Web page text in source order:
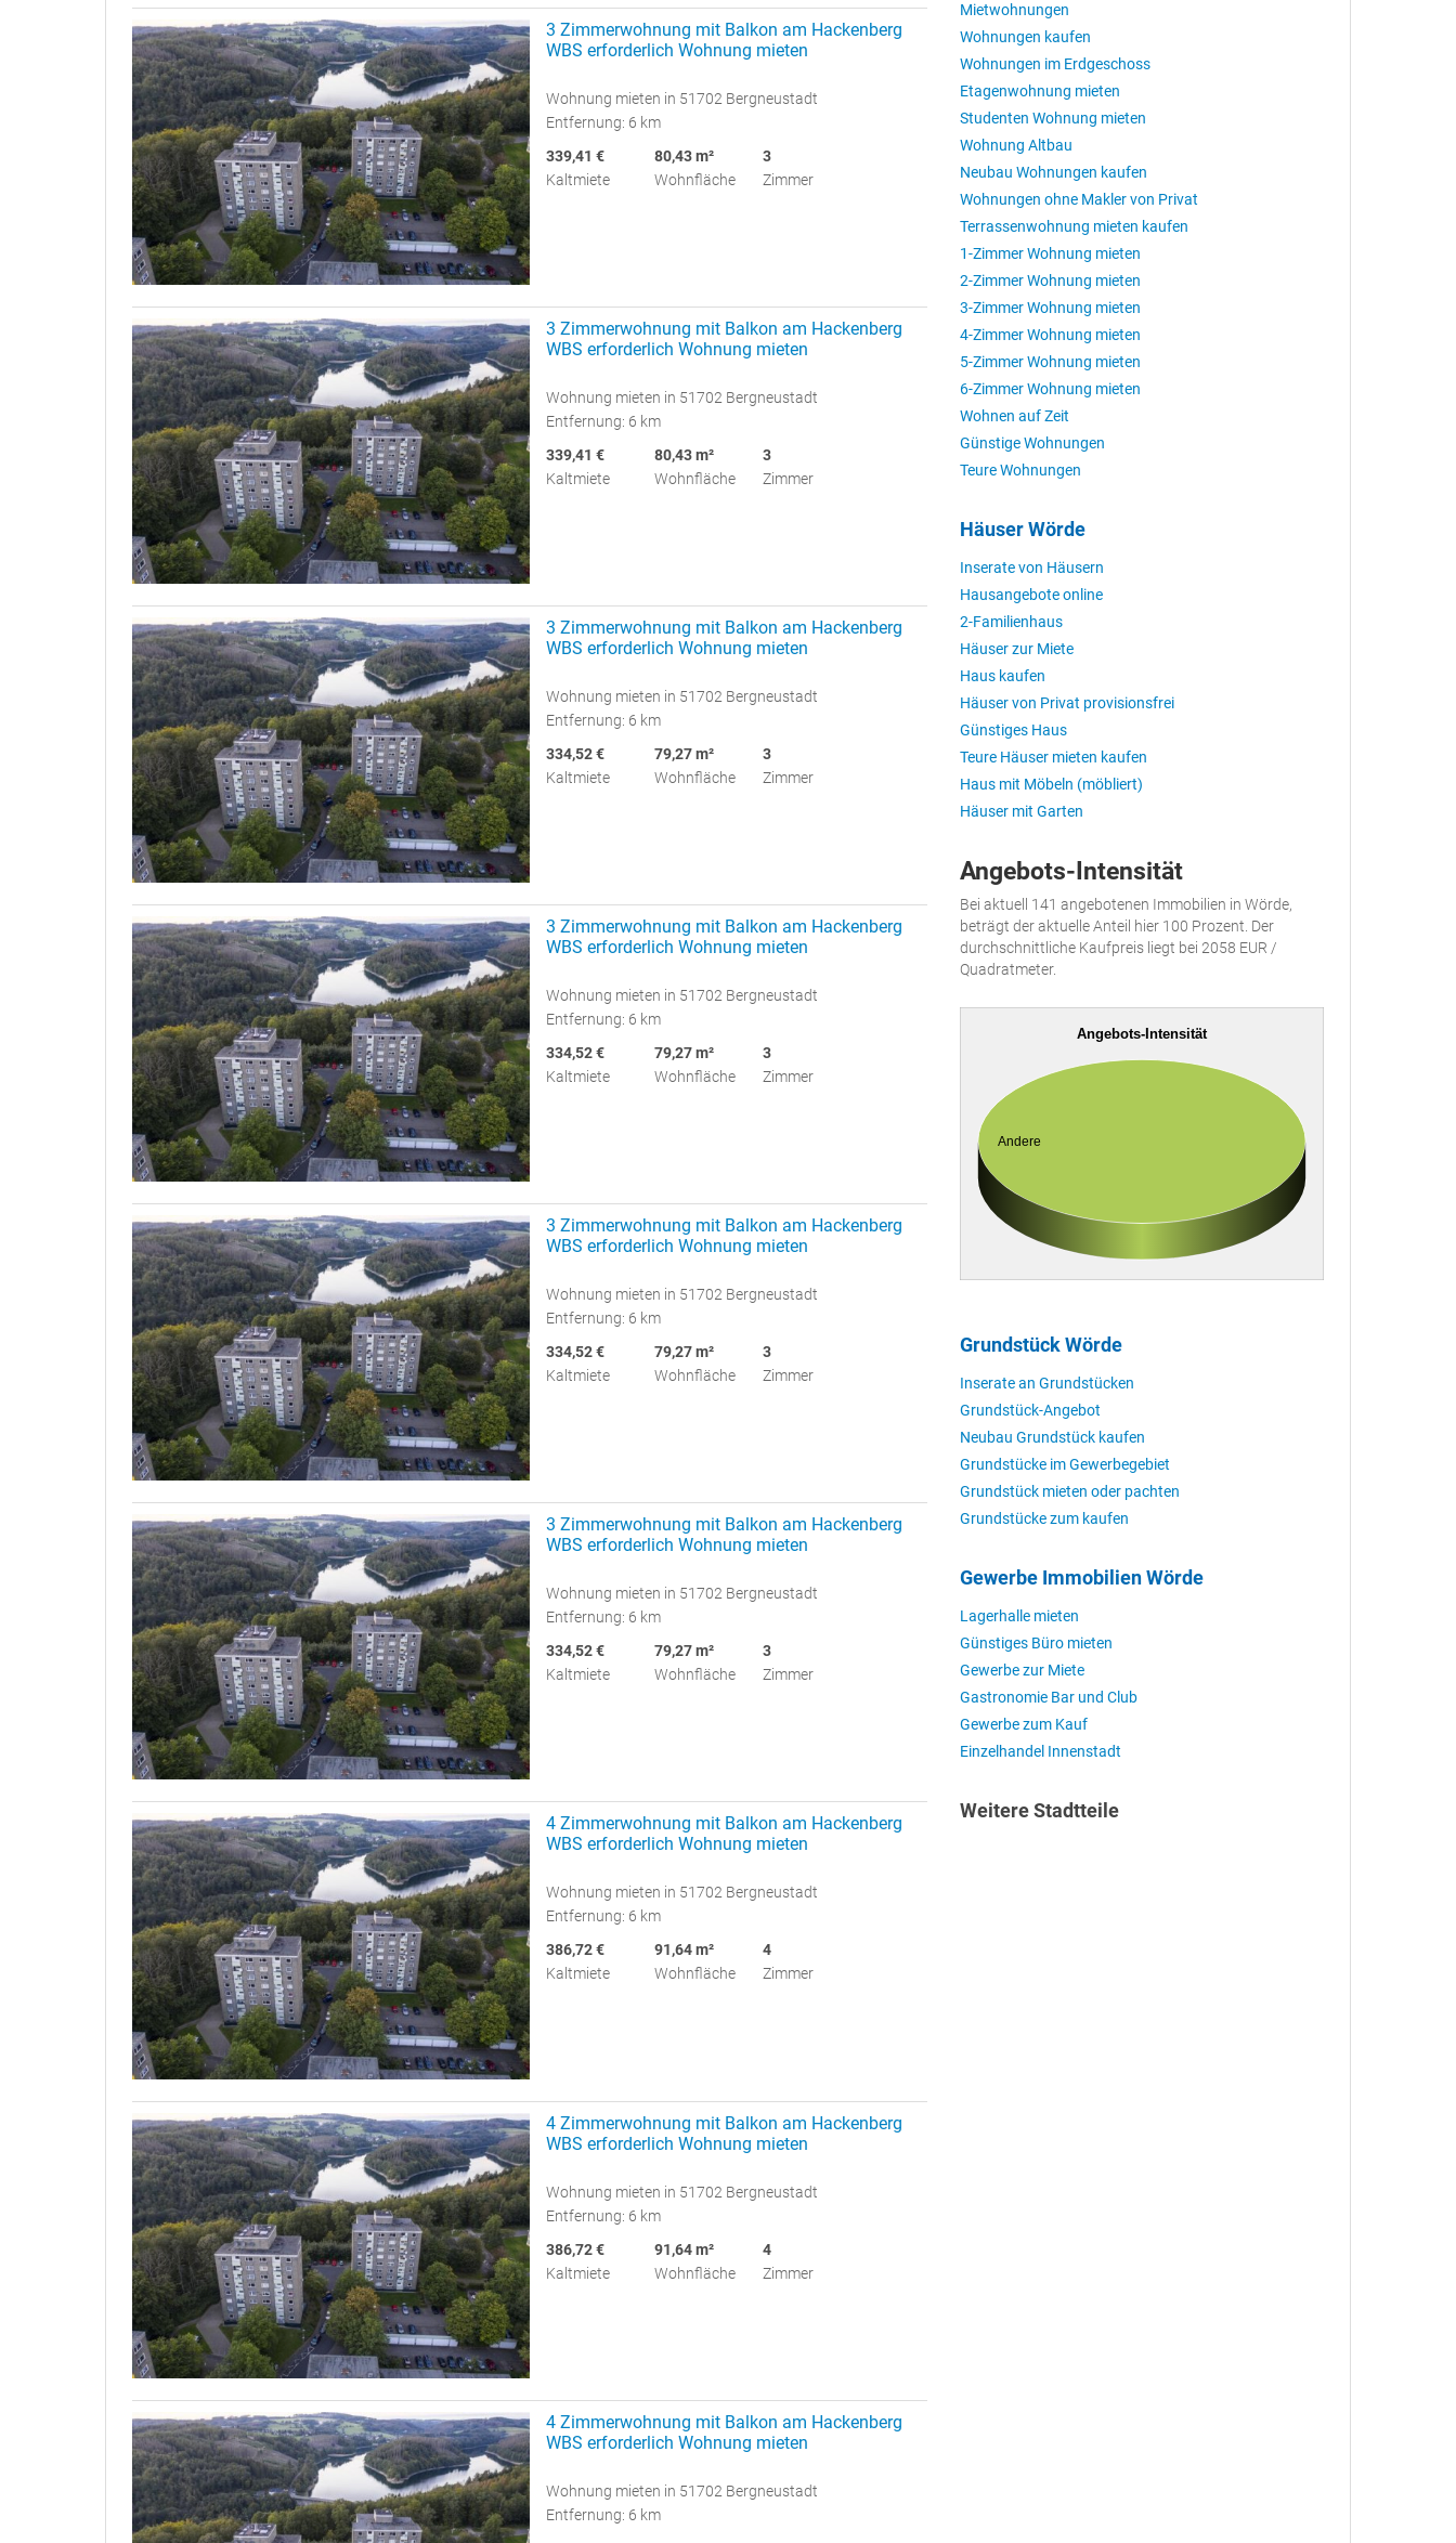
3 Zimmerwohnung mit Balkon am Hackenberg
WBS erforderlich Wohnung mieten
Wohnung mieten in 51702 Bergneustadt
Entfernung: 6 km
339,41 €
Kaltmiete
80,43 m²
Wohnfläche
3
Zimmer
3 Zimmerwohnung mit Balkon am Hackenberg
WBS erforderlich Wohnung mieten
Wohnung mieten in 51702 Bergneustadt
Entfernung: 6 km
339,41 €
Kaltmiete
80,43 m²
Wohnfläche
3
Zimmer
3 Zimmerwohnung mit Balkon am Hackenberg
WBS erforderlich Wohnung mieten
Wohnung mieten in 51702 Bergneustadt
Entfernung: 6 km
334,52 €
Kaltmiete
79,27 m²
Wohnfläche
3
Zimmer
3 Zimmerwohnung mit Balkon am Hackenberg
WBS erforderlich Wohnung mieten
Wohnung mieten in 51702 Bergneustadt
Entfernung: 6 km
334,52 €
Kaltmiete
79,27 m²
Wohnfläche
3
Zimmer
3 Zimmerwohnung mit Balkon am Hackenberg
WBS erforderlich Wohnung mieten
Wohnung mieten in 51702 Bergneustadt
Entfernung: 6 km
334,52 €
Kaltmiete
79,27 m²
Wohnfläche
3
Zimmer
3 Zimmerwohnung mit Balkon am Hackenberg
WBS erforderlich Wohnung mieten
Wohnung mieten in 51702 Bergneustadt
Entfernung: 6 km
334,52 €
Kaltmiete
79,27 m²
Wohnfläche
3
Zimmer
4 Zimmerwohnung mit Balkon am Hackenberg
WBS erforderlich Wohnung mieten
Wohnung mieten in 51702 Bergneustadt
Entfernung: 6 km
386,72 €
Kaltmiete
91,64 m²
Wohnfläche
4
Zimmer
4 Zimmerwohnung mit Balkon am Hackenberg
WBS erforderlich Wohnung mieten
Wohnung mieten in 51702 Bergneustadt
Entfernung: 6 km
386,72 €
Kaltmiete
91,64 m²
Wohnfläche
4
Zimmer
4 Zimmerwohnung mit Balkon am Hackenberg
WBS erforderlich Wohnung mieten
Wohnung mieten in 51702 Bergneustadt
Entfernung: 6 km
Mietwohnungen
Wohnungen kaufen
Wohnungen im Erdgeschoss
Etagenwohnung mieten
Studenten Wohnung mieten
Wohnung Altbau
Neubau Wohnungen kaufen
Wohnungen ohne Makler von Privat
Terrassenwohnung mieten kaufen
1-Zimmer Wohnung mieten
2-Zimmer Wohnung mieten
3-Zimmer Wohnung mieten
4-Zimmer Wohnung mieten
5-Zimmer Wohnung mieten
6-Zimmer Wohnung mieten
Wohnen auf Zeit
Günstige Wohnungen
Teure Wohnungen
Häuser Wörde
Inserate von Häusern
Hausangebote online
2-Familienhaus
Häuser zur Miete
Haus kaufen
Häuser von Privat provisionsfrei
Günstiges Haus
Teure Häuser mieten kaufen
Haus mit Möbeln (möbliert)
Häuser mit Garten
Angebots-Intensität
Bei aktuell 141 angebotenen Immobilien in Wörde,
beträgt der aktuelle Anteil hier 100 Prozent. Der
durchschnittliche Kaufpreis liegt bei 2058 EUR /
Quadratmeter.
Angebots-Intensität
Andere
Grundstück Wörde
Inserate an Grundstücken
Grundstück-Angebot
Neubau Grundstück kaufen
Grundstücke im Gewerbegebiet
Grundstück mieten oder pachten
Grundstücke zum kaufen
Gewerbe Immobilien Wörde
Lagerhalle mieten
Günstiges Büro mieten
Gewerbe zur Miete
Gastronomie Bar und Club
Gewerbe zum Kauf
Einzelhandel Innenstadt
Weitere Stadtteile